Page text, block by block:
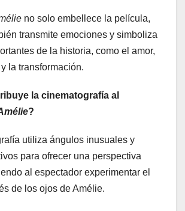
no solo embellece la película,
transmite emociones y simboliza
de la historia, como el amor,
la transformación.
la cinematografía al
?
utiliza ángulos inusuales y
para ofrecer una perspectiva
al espectador experimentar el
de los ojos de Amélie.